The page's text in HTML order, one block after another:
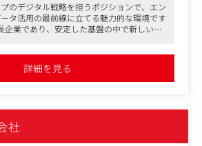
ックは『コンビニクリニック』をコン
。予約不要で、受付から処方まで10分
すので、お忙しい患者様でも通院のし
おります。
み。お薬も国内正規品取り扱いなの
】
データ分析・マーケティングをお任せ
広告の再生回数、動画の視聴回数増加
ャラクターIP事業領域）
のデジタル戦略を担うポジションで、エン
タ活用の最前線に立てる魅力的な環境です
業であり、安定した基盤の中で新しい技
める方に最適な職場です
詳細を見る
社